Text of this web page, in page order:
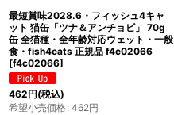
最短賞味2028.6・フィッシュ4キャ
ット 猫缶「ツナ＆アンチョビ」 70g
缶 全猫種・全年齢対応ウェット・一般
食・fish4cats 正規品 f4c02066
[f4c02066]
462円(税込)
希望小売価格: 462円